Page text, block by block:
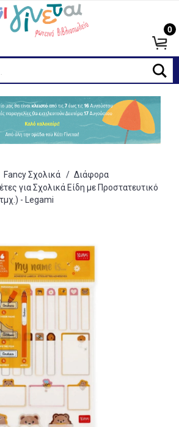
0
Fancy Σχολικά / Διάφορα
για Σχολικά Είδη με Προστατευτικό
- Legami